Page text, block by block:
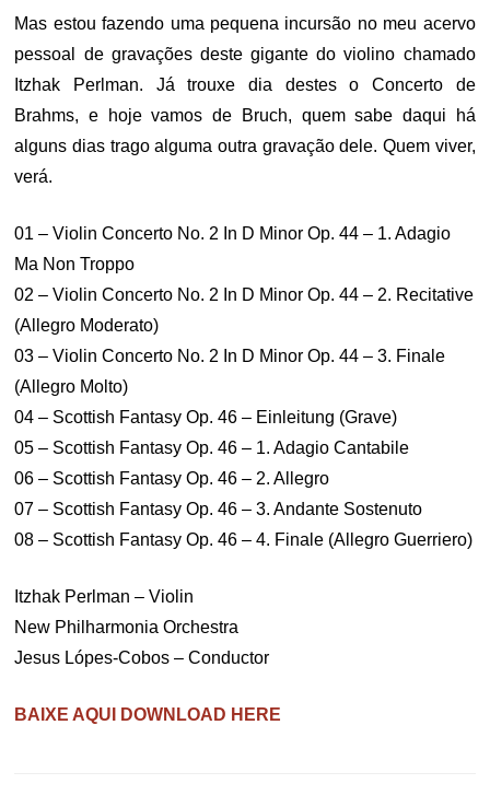
Mas estou fazendo uma pequena incursão no meu acervo
pessoal de gravações deste gigante do violino chamado
Itzhak Perlman. Já trouxe dia destes o Concerto de
Brahms, e hoje vamos de Bruch, quem sabe daqui há
alguns dias trago alguma outra gravação dele. Quem viver,
verá.
01 – Violin Concerto No. 2 In D Minor Op. 44 – 1. Adagio
Ma Non Troppo
02 – Violin Concerto No. 2 In D Minor Op. 44 – 2. Recitative
(Allegro Moderato)
03 – Violin Concerto No. 2 In D Minor Op. 44 – 3. Finale
(Allegro Molto)
04 – Scottish Fantasy Op. 46 – Einleitung (Grave)
05 – Scottish Fantasy Op. 46 – 1. Adagio Cantabile
06 – Scottish Fantasy Op. 46 – 2. Allegro
07 – Scottish Fantasy Op. 46 – 3. Andante Sostenuto
08 – Scottish Fantasy Op. 46 – 4. Finale (Allegro Guerriero)
Itzhak Perlman – Violin
New Philharmonia Orchestra
Jesus Lópes-Cobos – Conductor
BAIXE AQUI DOWNLOAD HERE